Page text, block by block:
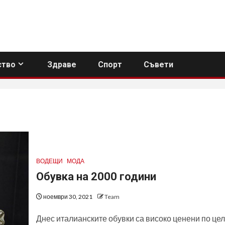
Здраве Спорт Съвети
ВОДЕЩИ МОДА
Обувка на 2000 години
ноември 30, 2021 Team
Днес италианските обувки са високо ценени по